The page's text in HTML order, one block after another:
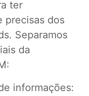
ter
precisas dos
Separamos
da
informações: